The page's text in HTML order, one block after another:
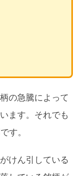
の急騰によって
ます。それでも
す。
けん引している